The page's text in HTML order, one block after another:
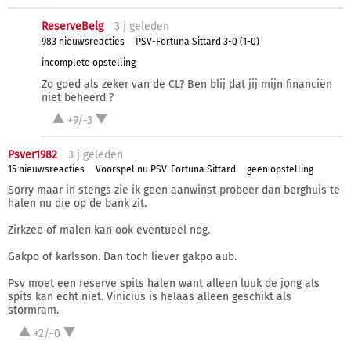
ReserveBelg 3 j geleden
983 nieuwsreacties
PSV-Fortuna Sittard 3-0 (1-0)
incomplete opstelling
Zo goed als zeker van de CL? Ben blij dat jij mijn financiën
niet beheerd ?
+9/-3
Psver1982 3 j geleden
15 nieuwsreacties Voorspel nu PSV-Fortuna Sittard geen opstelling
Sorry maar in stengs zie ik geen aanwinst probeer dan berghuis te
halen nu die op de bank zit.
Zirkzee of malen kan ook eventueel nog.
Gakpo of karlsson. Dan toch liever gakpo aub.
Psv moet een reserve spits halen want alleen luuk de jong als
spits kan echt niet. Vinicius is helaas alleen geschikt als
stormram.
+2/-0